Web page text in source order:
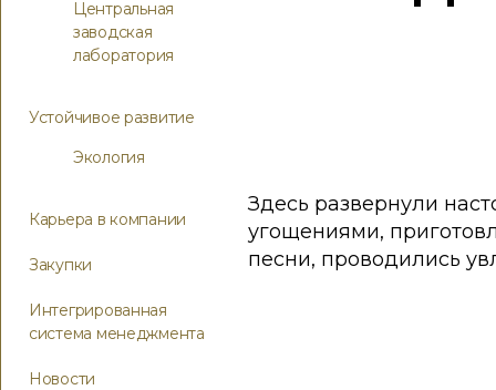
Центральная
заводская
лаборатория
Устойчивое развитие
Экология
Карьера в компании
Закупки
Интегрированная
система менеджмента
Новости
Здесь развернули
угощениями,
песни, проводились